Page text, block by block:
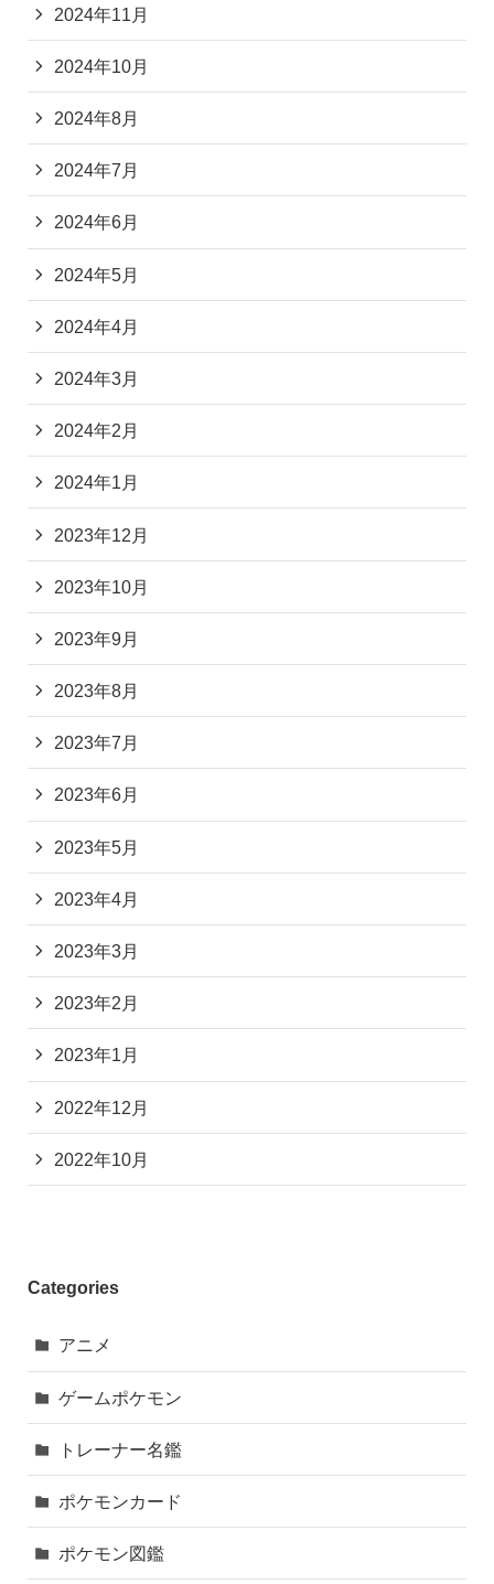
2024年11月
2024年10月
2024年8月
2024年7月
2024年6月
2024年5月
2024年4月
2024年3月
2024年2月
2024年1月
2023年12月
2023年10月
2023年9月
2023年8月
2023年7月
2023年6月
2023年5月
2023年4月
2023年3月
2023年2月
2023年1月
2022年12月
2022年10月
Categories
アニメ
ゲームポケモン
トレーナー名鑑
ポケモンカード
ポケモン図鑑